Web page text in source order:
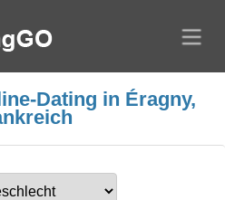
Dating in Éragny,